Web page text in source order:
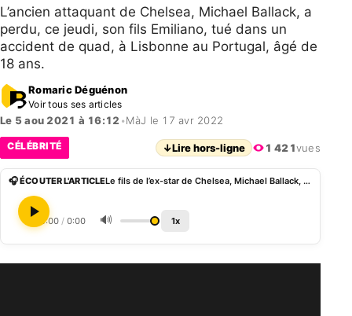
L’ancien attaquant de Chelsea, Michael Ballack, a
perdu, ce jeudi, son fils Emiliano, tué dans un
accident de quad, à Lisbonne au Portugal, âgé de
18 ans.
Romaric Déguénon
Voir tous ses articles
Le 5 aou 2021 à 16:12 •MàJ le 17 avr 2022
CÉLÉBRITÉ ↓Lire hors-ligne 1 421vues
🎧 ÉCOUTER L'ARTICLE Le fils de l’ex-star de Chelsea, Michael Ballack, tué dans un accident de quad à 18 ans
0:00 / 0:00 🔊 1x